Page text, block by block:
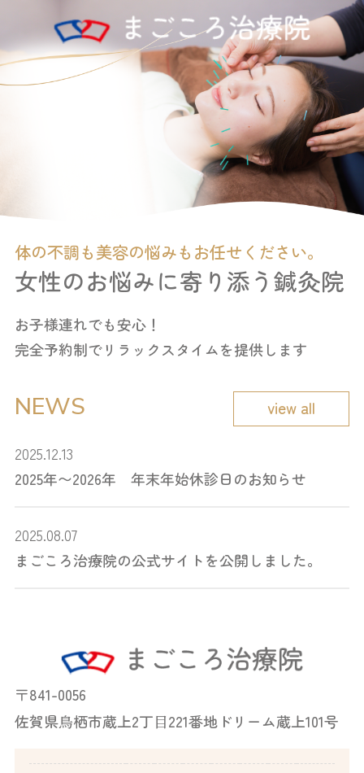
体の不調も美容の悩みもお任せください。
女性のお悩みに寄り添う鍼灸院
お子様連れでも安心！
完全予約制でリラックスタイムを提供します
NEWS view all
2025.12.13
2025年〜2026年 年末年始休診日のお知らせ
2025.08.07
まごころ治療院の公式サイトを公開しました。
〒841-0056
佐賀県⿃栖市蔵上2丁⽬221番地ドリーム蔵上101号